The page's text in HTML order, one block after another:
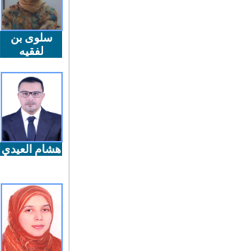
سلوى بن
لفقيه
هشام العيدي